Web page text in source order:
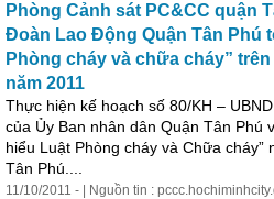
Phòng Cảnh sát PC&CC quận
Đoàn Lao Động Quận Tân Phú
Phòng cháy và chữa cháy”
năm 2011
Thực hiện kế hoạch số 80/KH –
của Ủy Ban nhân dân Quận Tân Phú
hiểu Luật Phòng cháy và Chữa cháy”
Tân Phú....
11/10/2011 - | Nguồn tin :